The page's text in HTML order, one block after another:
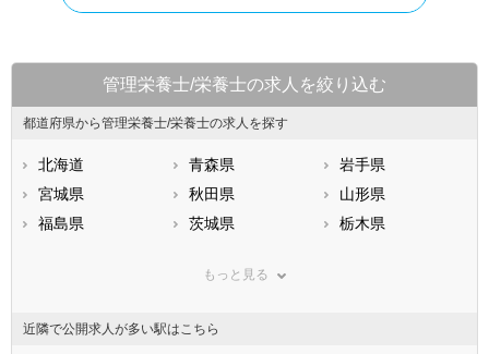
管理栄養士/栄養士の求人を絞り込む
都道府県から管理栄養士/栄養士の求人を探す
北海道 青森県
岩手県
宮城県
秋田県
山形県
福島県
茨城県
栃木県
神奈川県
石川県
福井県
もっと見る
近隣で公開求人が多い駅はこちら